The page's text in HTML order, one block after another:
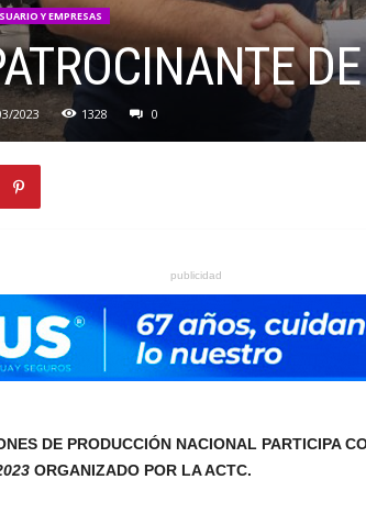
Y EMPRESAS
2023 1328 0
publicidad
DE PRODUCCIÓN NACIONAL PARTICIPA
ORGANIZADO POR LA ACTC.